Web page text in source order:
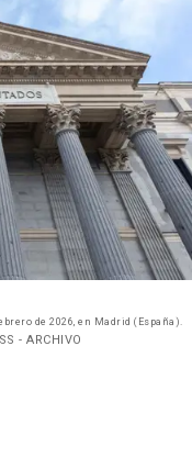
de 2026, en Madrid (España).
- ARCHIVO